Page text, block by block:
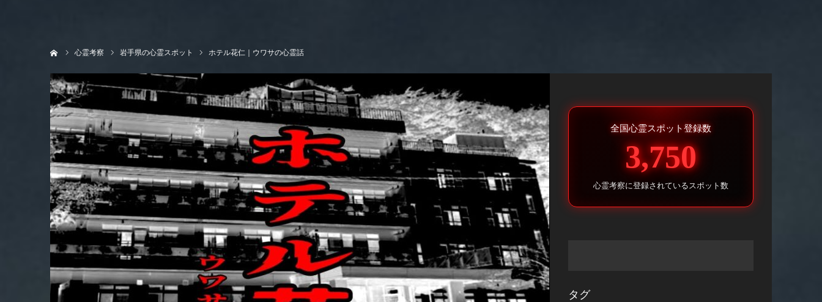
心霊考察 岩手県の心霊スポット ホテル花仁｜ウワサの心霊話
全国心霊スポット登録数
3,750
心霊考察に登録されているスポット数
タグ